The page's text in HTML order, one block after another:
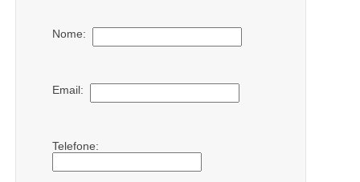
Nome:
Email:
Telefone: